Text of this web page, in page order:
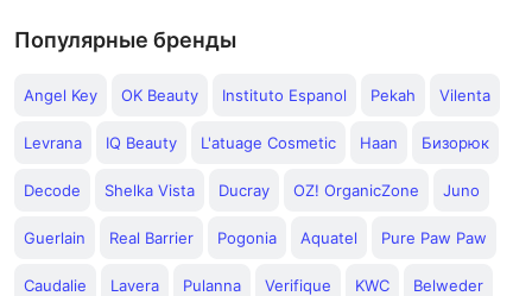
Популярные бренды
Angel Key OK Beauty Instituto Espanol Pekah Vilenta
Levrana IQ Beauty L'atuage Cosmetic Haan Бизорюк
Decode Shelka Vista Ducray OZ! OrganicZone Juno
Guerlain Real Barrier Pogonia Aquatel Pure Paw Paw
Caudalie Lavera Pulanna Verifique KWC Belweder